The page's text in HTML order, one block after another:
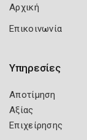
Αρχική
Επικοινωνία
Υπηρεσίες
Αποτίμηση
Αξίας
Επιχείρησης